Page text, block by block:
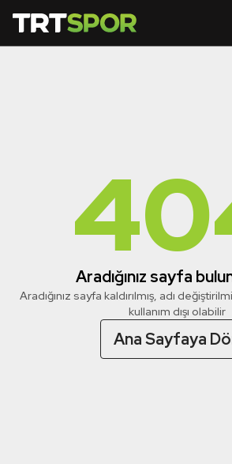
Aradığınız sayfa
Aradığınız sayfa kaldırılmış, adı
kullanım dışı olabilir
Ana Sayfaya